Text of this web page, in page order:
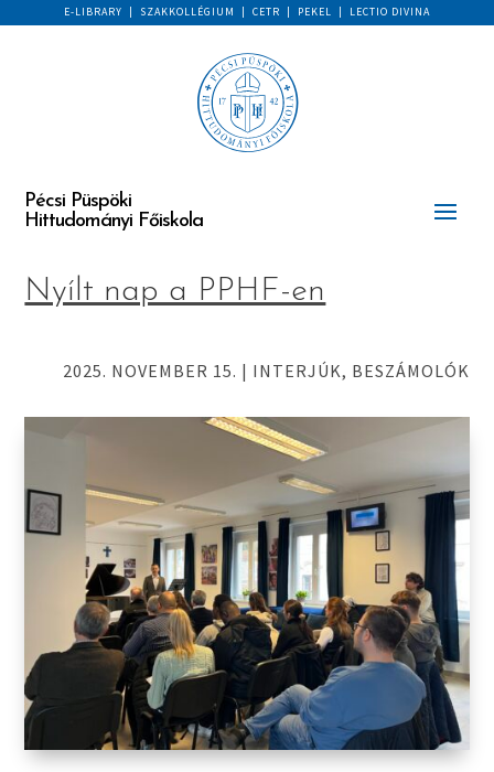
E-LIBRARY | SZAKKOLLÉGIUM | CETR | PEKEL | LECTIO DIVINA
Pécsi Püspöki
Hittudományi Főiskola
Nyílt nap a PPHF-en
2025. NOVEMBER 15. | INTERJÚK, BESZÁMOLÓK